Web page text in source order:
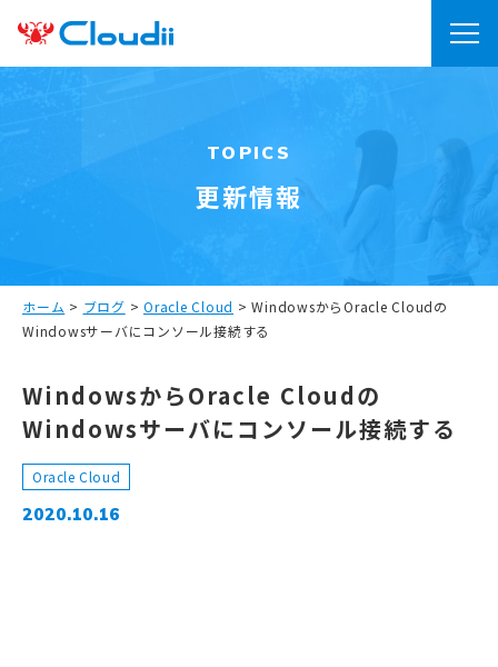
TOPICS
更新情報
ホーム > ブログ > Oracle Cloud >WindowsからOracle Cloudの
Windowsサーバにコンソール接続する
WindowsからOracle Cloudの
Windowsサーバにコンソール接続する
Oracle Cloud
2020.10.16